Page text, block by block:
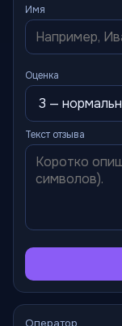
Имя
Оценка
Текст отзыва
Оператор